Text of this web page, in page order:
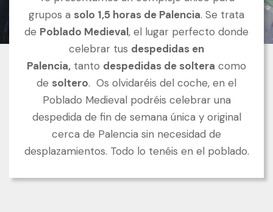
grupos a solo 1,5 horas de Palencia. Se trata
de Poblado Medieval, el lugar perfecto donde
celebrar tus despedidas en
Palencia, tanto despedidas de soltera como
de soltero. Os olvidaréis del coche, en el
Poblado Medieval podréis celebrar una
despedida de fin de semana única y original
cerca de Palencia sin necesidad de
desplazamientos. Todo lo tenéis en el poblado.